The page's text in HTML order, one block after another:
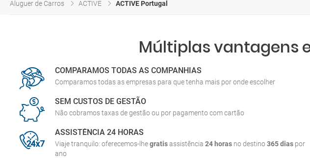
Aluguer de Carros ACTIVE ACTIVE Portugal
Múltiplas vantagens
COMPARAMOS TODAS AS COMPANHIAS
Comparamos todas as empresas para que tenha mais por onde escolher
SEM CUSTOS DE GESTÃO
Não cobramos taxas de gestão ou por pagamento com cartão
ASSISTÊNCIA 24 HORAS
Viaje tranquilo: oferecemos-lhegratisassistência 24 horas no destino365 dias por
ano